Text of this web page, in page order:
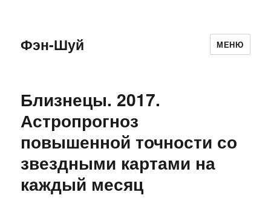
Фэн-Шуй МЕНЮ
Близнецы. 2017.
Астропрогноз
повышенной точности со
звездными картами на
каждый месяц